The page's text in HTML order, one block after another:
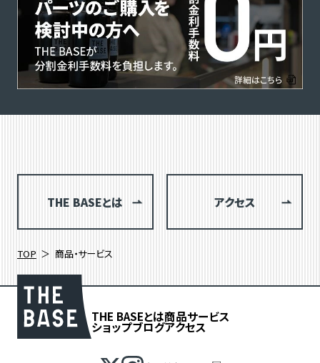
THE BASEとは アクセス
TOP 商品・サービス
THE BASEとは商品サービス
ショップブログアクセス